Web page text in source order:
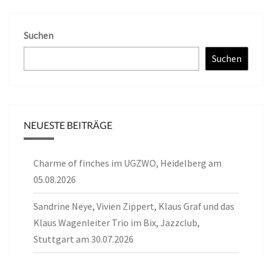
Suchen
Suchen
NEUESTE BEITRÄGE
Charme of finches im UGZWO, Heidelberg am
05.08.2026
Sandrine Neye, Vivien Zippert, Klaus Graf und das
Klaus Wagenleiter Trio im Bix, Jazzclub,
Stuttgart am 30.07.2026